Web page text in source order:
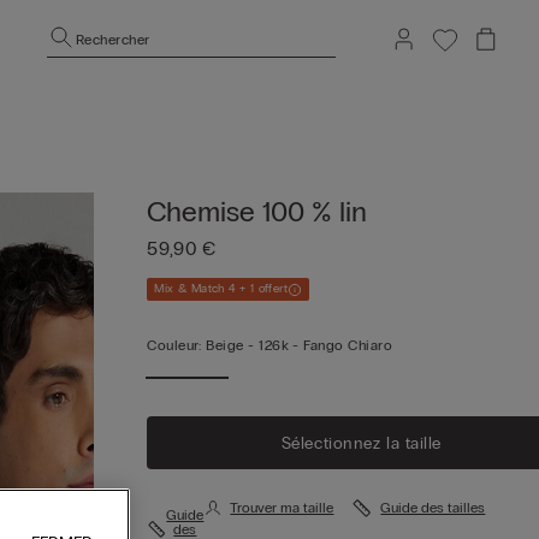
Rechercher
Chemise 100 % lin
59,90 €
Mix & Match 4 + 1 offert
Couleur: Beige -126k - Fango Chiaro
Sélectionnez la taille
Guide
des
Trouver ma taille Guide des tailles